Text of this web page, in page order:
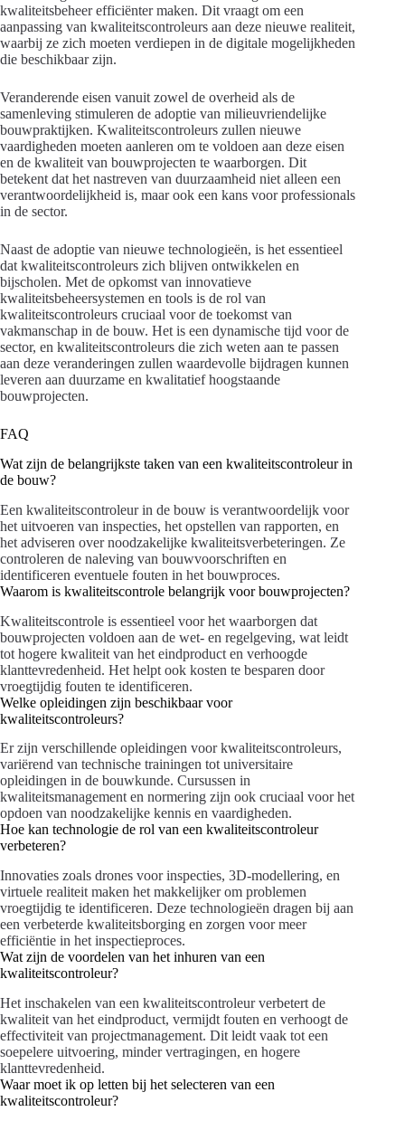
kwaliteitsbeheer efficiënter maken. Dit vraagt om een
aanpassing van kwaliteitscontroleurs aan deze nieuwe realiteit,
waarbij ze zich moeten verdiepen in de digitale mogelijkheden
die beschikbaar zijn.
Veranderende eisen vanuit zowel de overheid als de
samenleving stimuleren de adoptie van milieuvriendelijke
bouwpraktijken. Kwaliteitscontroleurs zullen nieuwe
vaardigheden moeten aanleren om te voldoen aan deze eisen
en de kwaliteit van bouwprojecten te waarborgen. Dit
betekent dat het nastreven van duurzaamheid niet alleen een
verantwoordelijkheid is, maar ook een kans voor professionals
in de sector.
Naast de adoptie van nieuwe technologieën, is het essentieel
dat kwaliteitscontroleurs zich blijven ontwikkelen en
bijscholen. Met de opkomst van innovatieve
kwaliteitsbeheersystemen en tools is de rol van
kwaliteitscontroleurs cruciaal voor de toekomst van
vakmanschap in de bouw. Het is een dynamische tijd voor de
sector, en kwaliteitscontroleurs die zich weten aan te passen
aan deze veranderingen zullen waardevolle bijdragen kunnen
leveren aan duurzame en kwalitatief hoogstaande
bouwprojecten.
FAQ
Wat zijn de belangrijkste taken van een kwaliteitscontroleur in
de bouw?
Een kwaliteitscontroleur in de bouw is verantwoordelijk voor
het uitvoeren van inspecties, het opstellen van rapporten, en
het adviseren over noodzakelijke kwaliteitsverbeteringen. Ze
controleren de naleving van bouwvoorschriften en
identificeren eventuele fouten in het bouwproces.
Waarom is kwaliteitscontrole belangrijk voor bouwprojecten?
Kwaliteitscontrole is essentieel voor het waarborgen dat
bouwprojecten voldoen aan de wet- en regelgeving, wat leidt
tot hogere kwaliteit van het eindproduct en verhoogde
klanttevredenheid. Het helpt ook kosten te besparen door
vroegtijdig fouten te identificeren.
Welke opleidingen zijn beschikbaar voor
kwaliteitscontroleurs?
Er zijn verschillende opleidingen voor kwaliteitscontroleurs,
variërend van technische trainingen tot universitaire
opleidingen in de bouwkunde. Cursussen in
kwaliteitsmanagement en normering zijn ook cruciaal voor het
opdoen van noodzakelijke kennis en vaardigheden.
Hoe kan technologie de rol van een kwaliteitscontroleur
verbeteren?
Innovaties zoals drones voor inspecties, 3D-modellering, en
virtuele realiteit maken het makkelijker om problemen
vroegtijdig te identificeren. Deze technologieën dragen bij aan
een verbeterde kwaliteitsborging en zorgen voor meer
efficiëntie in het inspectieproces.
Wat zijn de voordelen van het inhuren van een
kwaliteitscontroleur?
Het inschakelen van een kwaliteitscontroleur verbetert de
kwaliteit van het eindproduct, vermijdt fouten en verhoogt de
effectiviteit van projectmanagement. Dit leidt vaak tot een
soepelere uitvoering, minder vertragingen, en hogere
klanttevredenheid.
Waar moet ik op letten bij het selecteren van een
kwaliteitscontroleur?